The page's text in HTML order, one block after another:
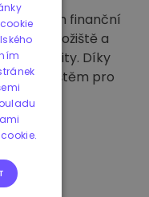
a jejich finanční
offline úložiště a
audity. Díky
útočištěm pro